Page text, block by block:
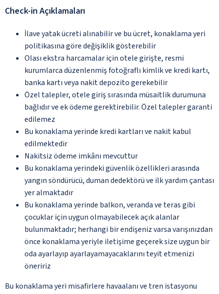
Check-in Açıklamaları
İlave yatak ücreti alınabilir ve bu ücret, konaklama yeri
politikasına göre değişiklik gösterebilir
Olası ekstra harcamalar için otele girişte, resmi
kurumlarca düzenlenmiş fotoğraflı kimlik ve kredi kartı,
banka kartı veya nakit depozito gerekebilir
Özel talepler, otele giriş sırasında müsaitlik durumuna
bağlıdır ve ek ödeme gerektirebilir. Özel talepler garanti
edilemez
Bu konaklama yerinde kredi kartları ve nakit kabul
edilmektedir
Nakitsiz ödeme imkânı mevcuttur
Bu konaklama yerindeki güvenlik özellikleri arasında
yangın söndürücü, duman dedektörü ve ilk yardım çantası
yer almaktadır
Bu konaklama yerinde balkon, veranda ve teras gibi
çocuklar için uygun olmayabilecek açık alanlar
bulunmaktadır; herhangi bir endişeniz varsa varışınızdan
önce konaklama yeriyle iletişime geçerek size uygun bir
oda ayarlayıp ayarlayamayacaklarını teyit etmenizi
öneririz
Bu konaklama yeri misafirlere havaalanı ve tren istasyonu